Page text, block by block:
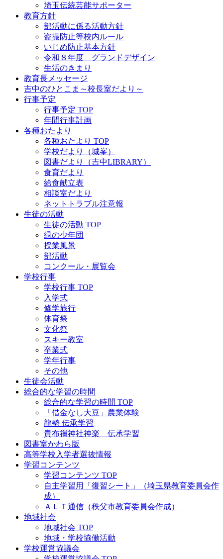
埼玉伝統芸能サポーター
教育方針
部活動に係る活動方針
盗撮防止等校内ルール
いじめ防止基本方針
令和８年度 グランドデザイン
生活のきまり
教育長メッセージ
吉中のひとこま～校長室だより～
行事予定
行事予定 TOP
年間行事計画
各種おたより
各種おたより TOP
学校だより（城峯）
図書だより（吉中LIBRARY）
食育だより
給食献立表
相談室だより
ネットトラブル注意報
生徒の活動
生徒の活動 TOP
緑の少年団
授業風景
部活動
コンクール・展覧会
学校行事
学校行事 TOP
入学式
修学旅行
体育祭
文化祭
スキー教室
卒業式
学年行事
その他
生徒会活動
総合的な学習の時間
総合的な学習の時間 TOP
「借金なし大豆」農業体験
龍勢 伝承学習
貴布禰神社神楽 伝承学習
図書室かわら版
高等学校入学者選抜情報
学習コンテンツ
学習コンテンツ TOP
自主学習用「復習シート」（埼玉県教育委員会作
成）
ＡＬＴ通信（秩父市教育委員会作成）
地域社会
地域社会 TOP
地域・学校協働活動
学校運営協議会